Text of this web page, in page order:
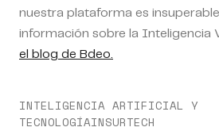
nuestra plataforma es
información sobre la Inteligencia
el blog de Bdeo.
INTELIGENCIA ARTIFICIAL Y
TECNOLOGÍAINSURTECH